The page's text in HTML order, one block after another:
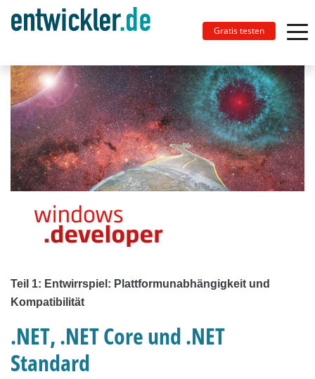
Gratis testen
Teil 1: Entwirrspiel: Plattformunabhängigkeit und
Kompatibilität
.NET, .NET Core und .NET
Standard